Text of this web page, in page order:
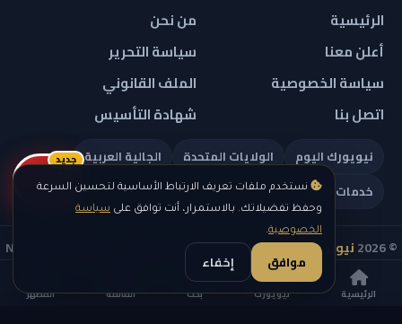
الرئيسية نيويورك بحث القائمة المظهر
نستخدم ملفات تعريف الارتباط الأساسية لتحسين السرعة
وحفظ تفضيلاتك. بالاستمرار، أنت توافق على سياسة
الخصوصية.
موافق إخفاء
الرئيسية
من نحن
أعلن معنا
سياسة التحرير
سياسة الخصوصية
الملف القانوني
اتصل بنا
شهادة التأسيس
نيويورك اليوم الولايات المتحدة
الجالية العربية
خدمات تهمك
© 2026 نيويورك نيوز
— جميع الحقوق محفوظة — NEW YORK NEWS
IN ARABIC LLC — رقم التسجيل 0451351808
ريلز
جديد